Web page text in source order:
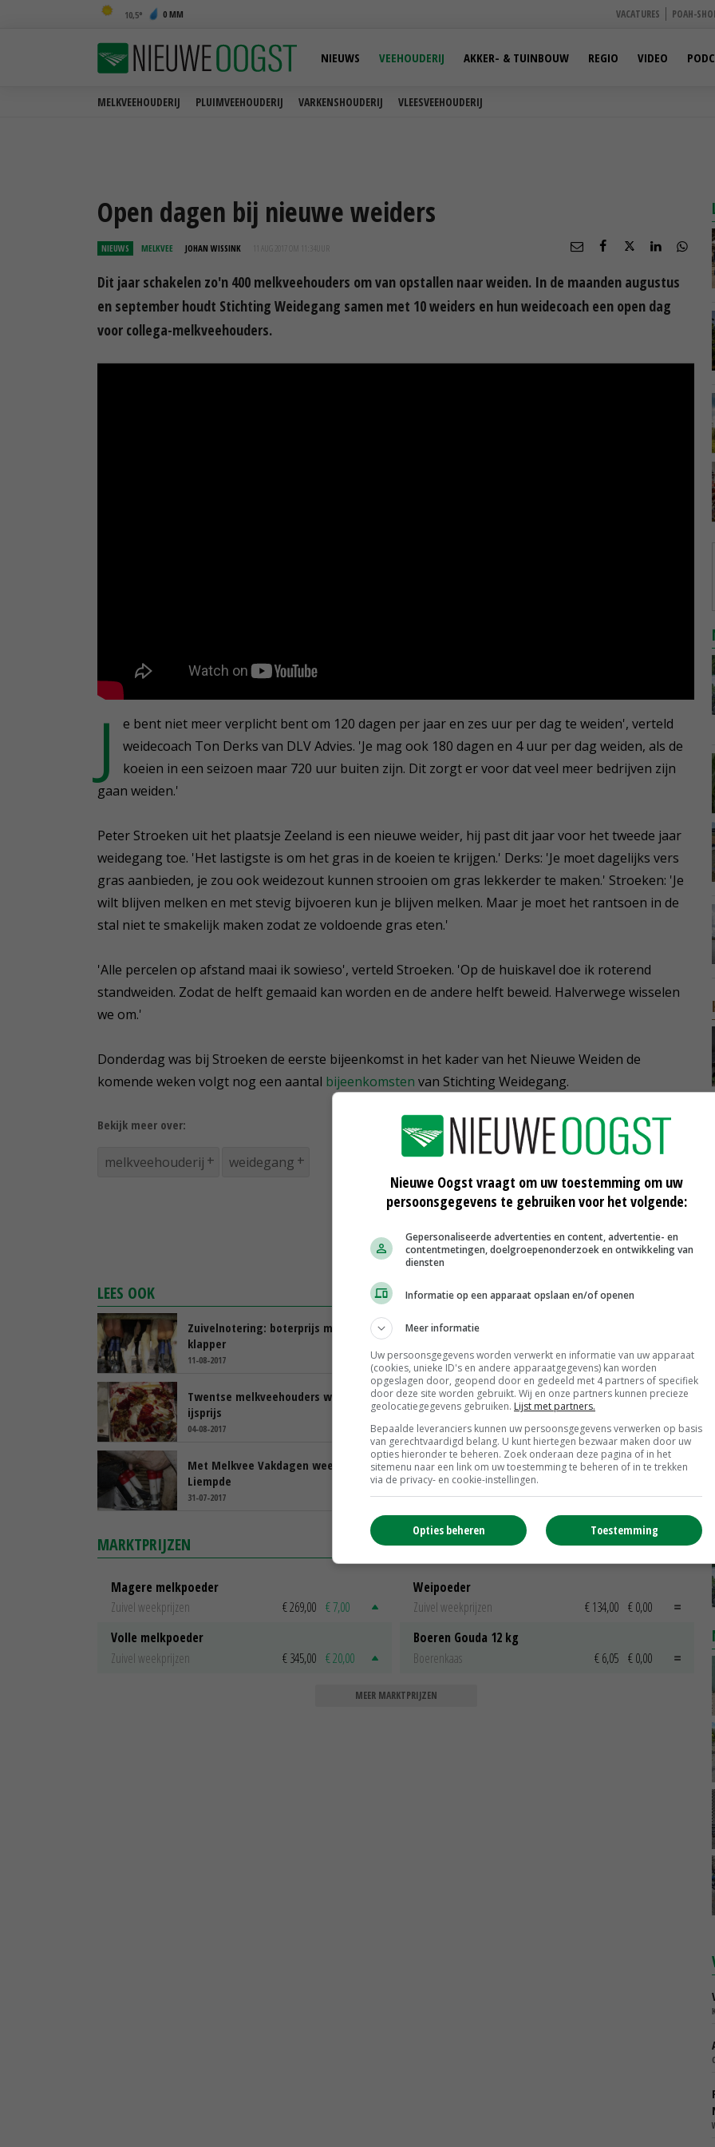
10,5 0 MM VACATURES POAH-
MELKVEEHOUDERIJ PLUIMVEEHOUDERIJ VARKENSHOUDERIJ VLEESVEEHOUDERIJ
NIEUWS VEEHOUDERIJ AKKER- & TUINBOUW REGIO VIDEO
Open dagen bij nieuwe weiders
NIEUWS MELKVEE JOHAN WISSINK 11 AUG 2017 OM 11:34
Dit jaar schakelen zo'n 400 melkveehouders om van opstallen naar weiden. In de maanden augustus
en september houdt Stichting Weidegang samen met 10 weiders en hun weidecoach een open dag
voor collega-melkveehouders.
J
e bent niet meer verplicht bent om 120 dagen per jaar en zes uur per dag te weiden', verteld
weidecoach Ton Derks van DLV Advies. 'Je mag ook 180 dagen en 4 uur per dag weiden, als de
koeien in een seizoen maar 720 uur buiten zijn. Dit zorgt er voor dat veel meer bedrijven zijn
gaan weiden.'
Peter Stroeken uit het plaatsje Zeeland is een nieuwe weider, hij past dit jaar voor het tweede jaar
weidegang toe. 'Het lastigste is om het gras in de koeien te krijgen.' Derks: 'Je moet dagelijks vers
gras aanbieden, je zou ook weidezout kunnen strooien om gras lekkerder te maken.' Stroeken: 'Je
wilt blijven melken en met stevig bijvoeren kun je blijven melken. Maar je moet het rantsoen in de
stal niet te smakelijk maken zodat ze voldoende gras eten.'
'Alle percelen op afstand maai ik sowieso', verteld Stroeken. 'Op de huiskavel doe ik roterend
standweiden. Zodat de helft gemaaid kan worden en de andere helft beweid. Halverwege wisselen
we om.'
Donderdag was bij Stroeken de eerste bijeenkomst in het kader van het Nieuwe Weiden de
komende weken volgt nog een aantal bijeenkomsten van Stichting Weidegang.
Bekijk meer over:
melkveehouderij weidegang
LEES OOK
Zuivelnotering: boterprijs maakt
klapper
11-08-2017 11-08-2017
Twentse melkveehouders winnen
ijsprijs
04-08-2017
Hittestress leidt tot minder
vruchtbaar kalf
31-07-2017
Met Melkvee Vakdagen weer beurs
Liempde
31-07-2017
Vlaggetjes in land mysterie voor
Deventer melkveehouder
28-07-2017
MARKTPRIJZEN
Magere melkpoeder
Zuivel weekprijzen
€ 269,00 € 7,00
Volle melkpoeder
Zuivel weekprijzen
€ 345,00 € 20,00
Weipoeder
Zuivel weekprijzen
€ 134,00 € 0,00
Boeren Gouda 12 kg
Boerenkaas
€ 6,05 € 0,00
MEER MARKTPRIJZEN
Nieuwe Oogst vraagt om uw toestemming om uw
persoonsgegevens te gebruiken voor het volgende:
Gepersonaliseerde advertenties en content, advertentie- en
contentmetingen, doelgroepenonderzoek en ontwikkeling van
diensten
Informatie op een apparaat opslaan en/of openen
Meer informatie
Uw persoonsgegevens worden verwerkt en informatie van uw apparaat
(cookies, unieke ID's en andere apparaatgegevens) kan worden
opgeslagen door, geopend door en gedeeld met 4 partners of specifiek
door deze site worden gebruikt. Wij en onze partners kunnen precieze
geolocatiegegevens gebruiken. Lijst met partners.
Bepaalde leveranciers kunnen uw persoonsgegevens verwerken op basis
van gerechtvaardigd belang. U kunt hiertegen bezwaar maken door uw
opties hieronder te beheren. Zoek onderaan deze pagina of in het
sitemenu naar een link om uw toestemming te beheren of in te trekken
via de privacy- en cookie-instellingen.
Toestemming
Opties beheren